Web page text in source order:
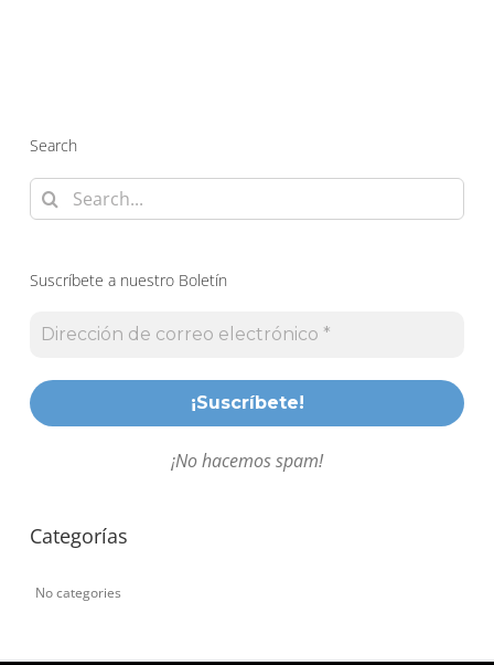
Search
Search
for:
Suscríbete a nuestro Boletín
¡No hacemos spam!
Categorías
No categories